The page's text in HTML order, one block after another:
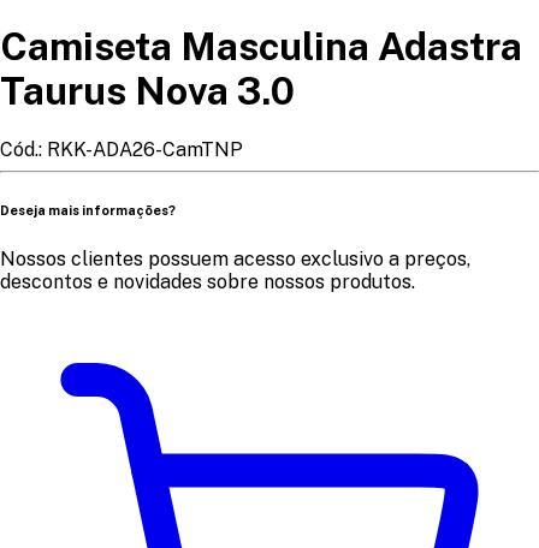
Camiseta Masculina Adastra
Taurus Nova 3.0
Cód.: RKK-ADA26-CamTNP
Deseja mais informações?
Nossos clientes possuem acesso exclusivo a preços,
descontos e novidades sobre nossos produtos.